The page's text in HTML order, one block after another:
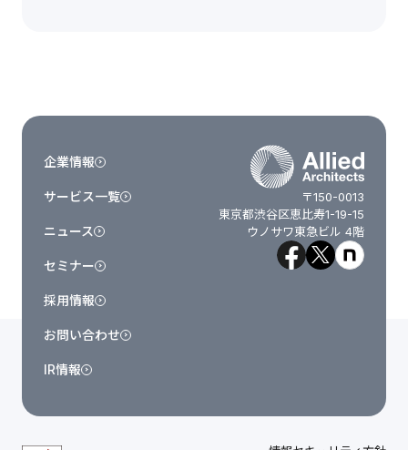
〒150-0013
東京都渋谷区恵比寿1-19-15
ウノサワ東急ビル 4階
企業情報
サービス一覧
ニュース
セミナー
採用情報
お問い合わせ
IR情報